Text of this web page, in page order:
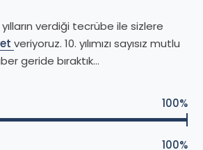
verdiği tecrübe ile sizlere
veriyoruz. 10. yılımızı sayısız mutlu
geride bıraktık…
100%
100%